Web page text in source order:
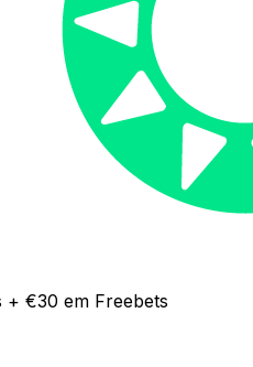
+ €30 em Freebets